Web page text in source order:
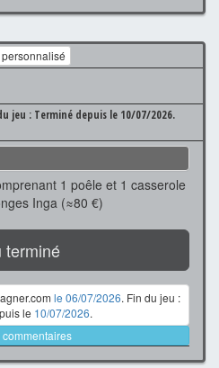
jeu : Terminé depuis le 10/07/2026.
1 poêle et 1 casserole
Inga (≈80 €)
terminé
le 06/07/2026. Fin du jeu :
le 10/07/2026.
commentaires